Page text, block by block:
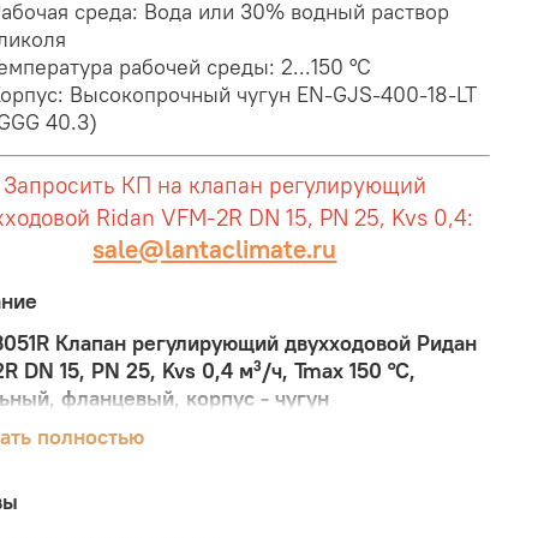
среда: Вода или 30% водный раствор
рабочей среды: 2...150 °С
Высокопрочный чугун EN-GJS-400-18-LT
40.3)
Запросить КП на клапан регулирующий
Ridan VFM-2R DN 15, PN 25, Kvs 0,4:
sale@lantaclimate.ru
Клапан регулирующий двухходовой Ридан
DN 15, PN 25, Kvs 0,4 м³/ч, Tmax 150 °C,
фланцевый, корпус - чугун
– клапан регулирующий, седельный,
в системах тепло- и
полностью